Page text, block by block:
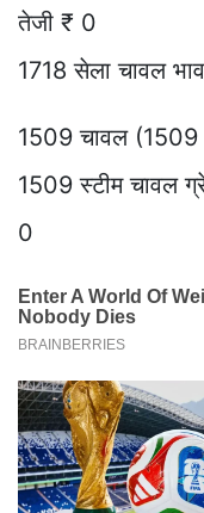
तेजी ₹ 0
1718 सेला चावल
1509 चावल
1509 स्टीम चावल
0